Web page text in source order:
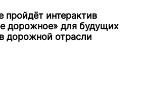
пройдёт интерактив
дорожное» для будущих
дорожной отрасли